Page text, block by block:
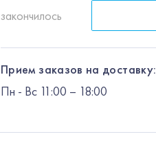
закончилось
Прием заказов на доставку:
Пн - Вс 11:00 – 18:00